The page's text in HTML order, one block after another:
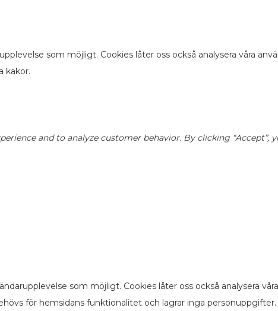
som möjligt. Cookies låter oss också analysera våra
kakor.
and to analyze customer behavior. By clicking “Accept”,
som möjligt. Cookies låter oss också analysera
för hemsidans funktionalitet och lagrar inga